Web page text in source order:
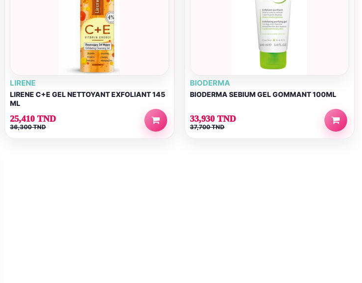
LIRENE
LIRENE C+E GEL NETTOYANT EXFOLIANT 145
ML
25,410 TND
36,300 TND
BIODERMA
BIODERMA SEBIUM GEL GOMMANT 100ML
33,930 TND
37,700 TND